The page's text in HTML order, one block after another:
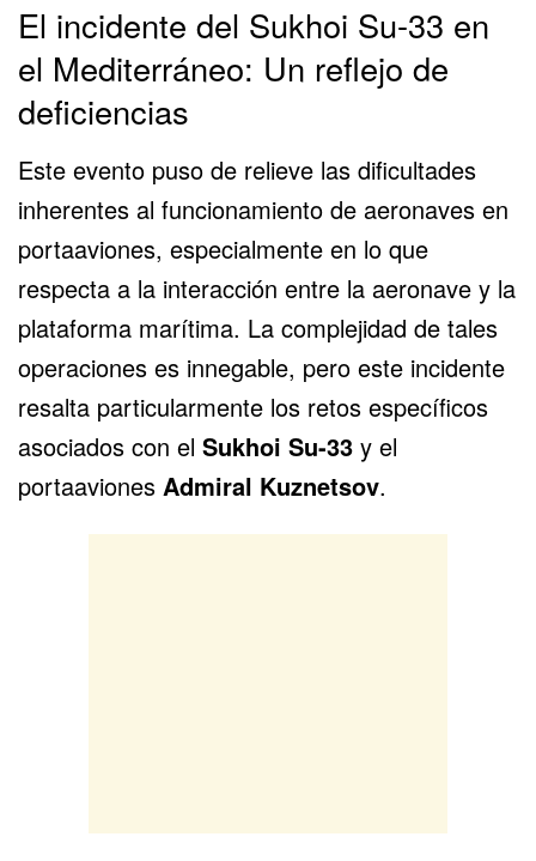
El incidente del Sukhoi Su-33 en
el Mediterráneo: Un reflejo de
deficiencias
Este evento puso de relieve las dificultades
inherentes al funcionamiento de aeronaves en
portaaviones, especialmente en lo que
respecta a la interacción entre la aeronave y la
plataforma marítima. La complejidad de tales
operaciones es innegable, pero este incidente
resalta particularmente los retos específicos
asociados con el Sukhoi Su-33 y el
portaaviones Admiral Kuznetsov.